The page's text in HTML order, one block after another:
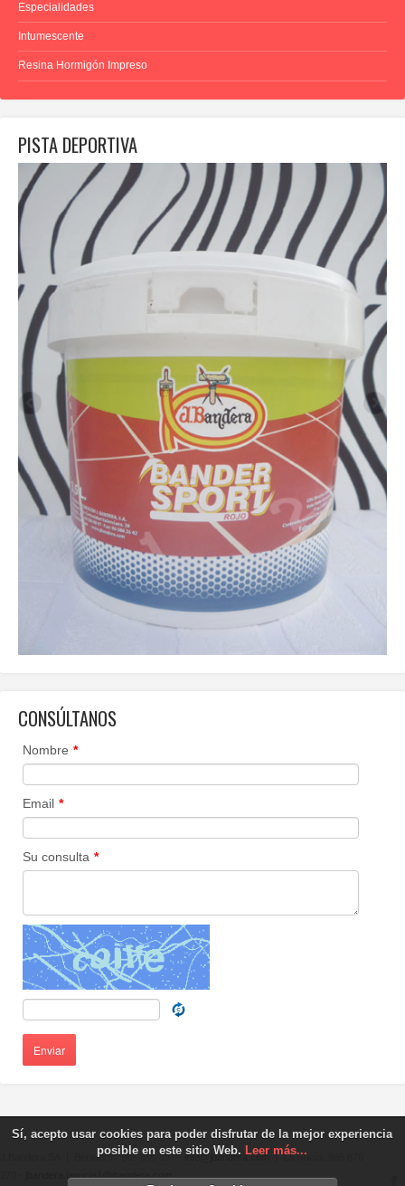
Sí, acepto usar cookies para poder disfrutar de la mejor experiencia
posible en este sitio Web. Leer más...
Especialidades
Intumescente
Resina Hormigón Impreso
PISTA DEPORTIVA
CONSÚLTANOS
Nombre *
Email *
Su consulta *
Enviar
J.Bandera SA | Benidorm: 965 860 897 - info@jbandera.com | La Nucía: 965 870